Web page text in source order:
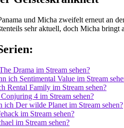
und Micha zweifelt erneut an
sehr aktuell, doch Micha bringt